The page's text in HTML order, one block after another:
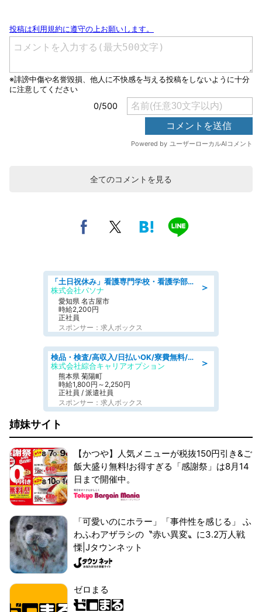
全てのコメントを見る
＞
「土日祝休み」看護専門学校・看護学部での教員業務/高時給/要資格:保健師、正看護師
株式会社パソナ
愛知県 名古屋市
時給2,200円
正社員
スポンサー：求人ボックス
＞
検品・検査/高収入/日払いOK/寮費無料/日勤/20・30・40代活躍中
株式会社綜合キャリアオプション
熊本県 菊陽町
時給1,800円～2,250円
正社員 / 派遣社員
スポンサー：求人ボックス
姉妹サイト
【かつや】人気メニューが税抜150円引き&ご
飯大盛り無料!お得すぎる「感謝祭」は8月14
日まで開催中。
「可愛いのにホラー」「事件性を感じる」 ふ
わふわアザラシの〝赤い異変〟に3.2万人戦
慄|Jタウンネット
ゼロまる